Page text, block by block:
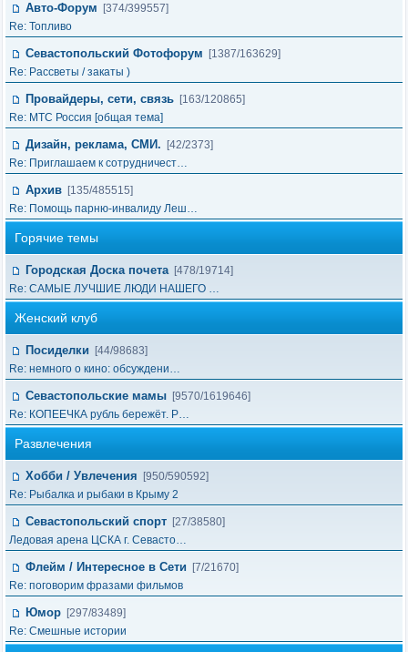
Авто-Форум
[374/399557]
Re: Топливо
Севастопольский Фотофорум
[1387/163629]
Re: Рассветы / закаты )
Провайдеры, сети, связь [163/120865]
Re: МТС Россия [общая тема]
Дизайн, реклама, СМИ.
[42/2373]
Re: Приглашаем к сотрудничест…
Архив [135/485515]
Re: Помощь парню-инвалиду Леш…
Горячие темы
Городская Доска почета [478/19714]
Re: САМЫЕ ЛУЧШИЕ ЛЮДИ НАШЕГО …
Женский клуб
Посиделки
[44/98683]
Re: немного о кино: обсуждени…
Севастопольские мамы [9570/1619646]
Re: КОПЕЕЧКА рубль бережёт. Р…
Развлечения
Хобби / Увлечения
[950/590592]
Re: Рыбалка и рыбаки в Крыму 2
Севастопольский спорт [27/38580]
Ледовая арена ЦСКА г. Севасто…
Флейм / Интересное в Cети
[7/21670]
Re: поговорим фразами фильмов
Юмор [297/83489]
Re: Смешные истории